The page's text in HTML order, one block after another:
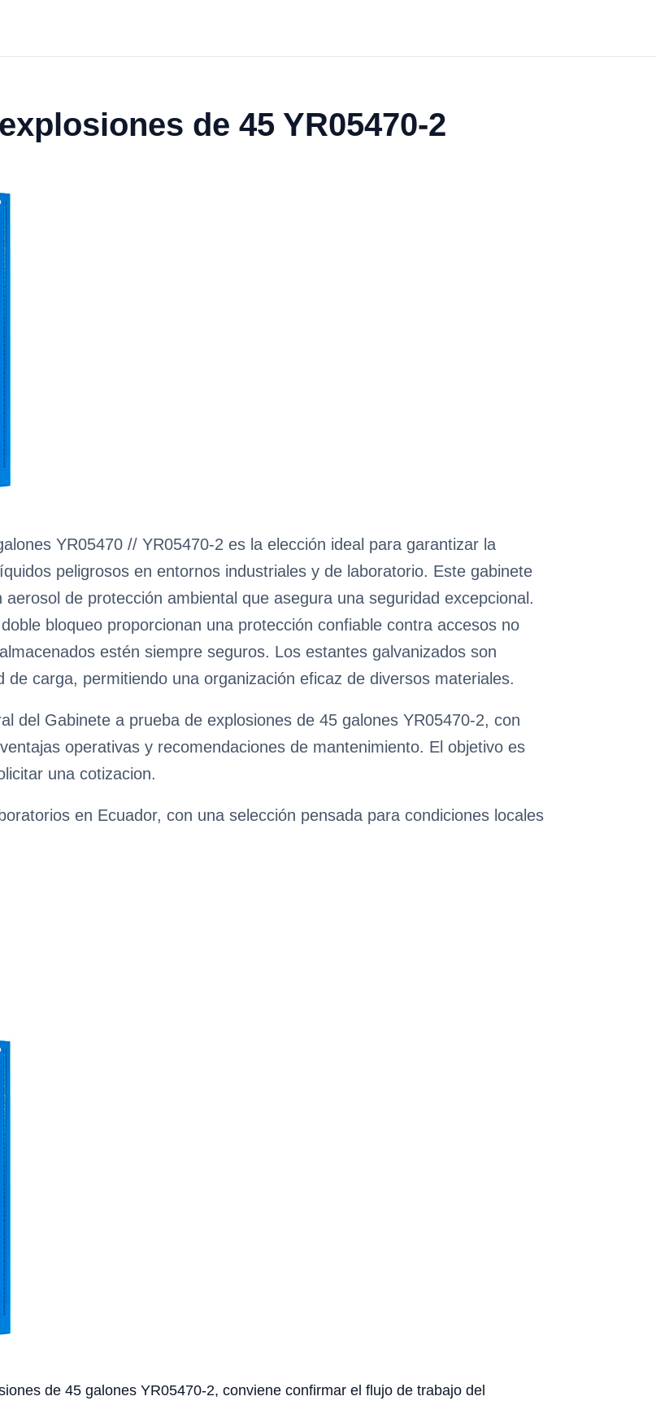
de 45 YR05470-2
YR05470 // YR05470-2 es la elección ideal para garantizar la
peligrosos en entornos industriales y de laboratorio. Este gabinete
de protección ambiental que asegura una seguridad excepcional.
bloqueo proporcionan una protección confiable contra accesos no
estén siempre seguros. Los estantes galvanizados son
carga, permitiendo una organización eficaz de diversos materiales.
del Gabinete a prueba de explosiones de 45 galones YR05470-2, con
operativas y recomendaciones de mantenimiento. El objetivo es
una cotizacion.
en Ecuador, con una selección pensada para condiciones locales
de 45 galones YR05470-2, conviene confirmar el flujo de trabajo del